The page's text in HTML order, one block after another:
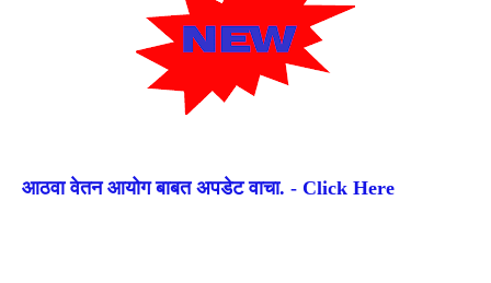
आठवा वेतन आयोग बाबत अपडेट वाचा. - Click Here